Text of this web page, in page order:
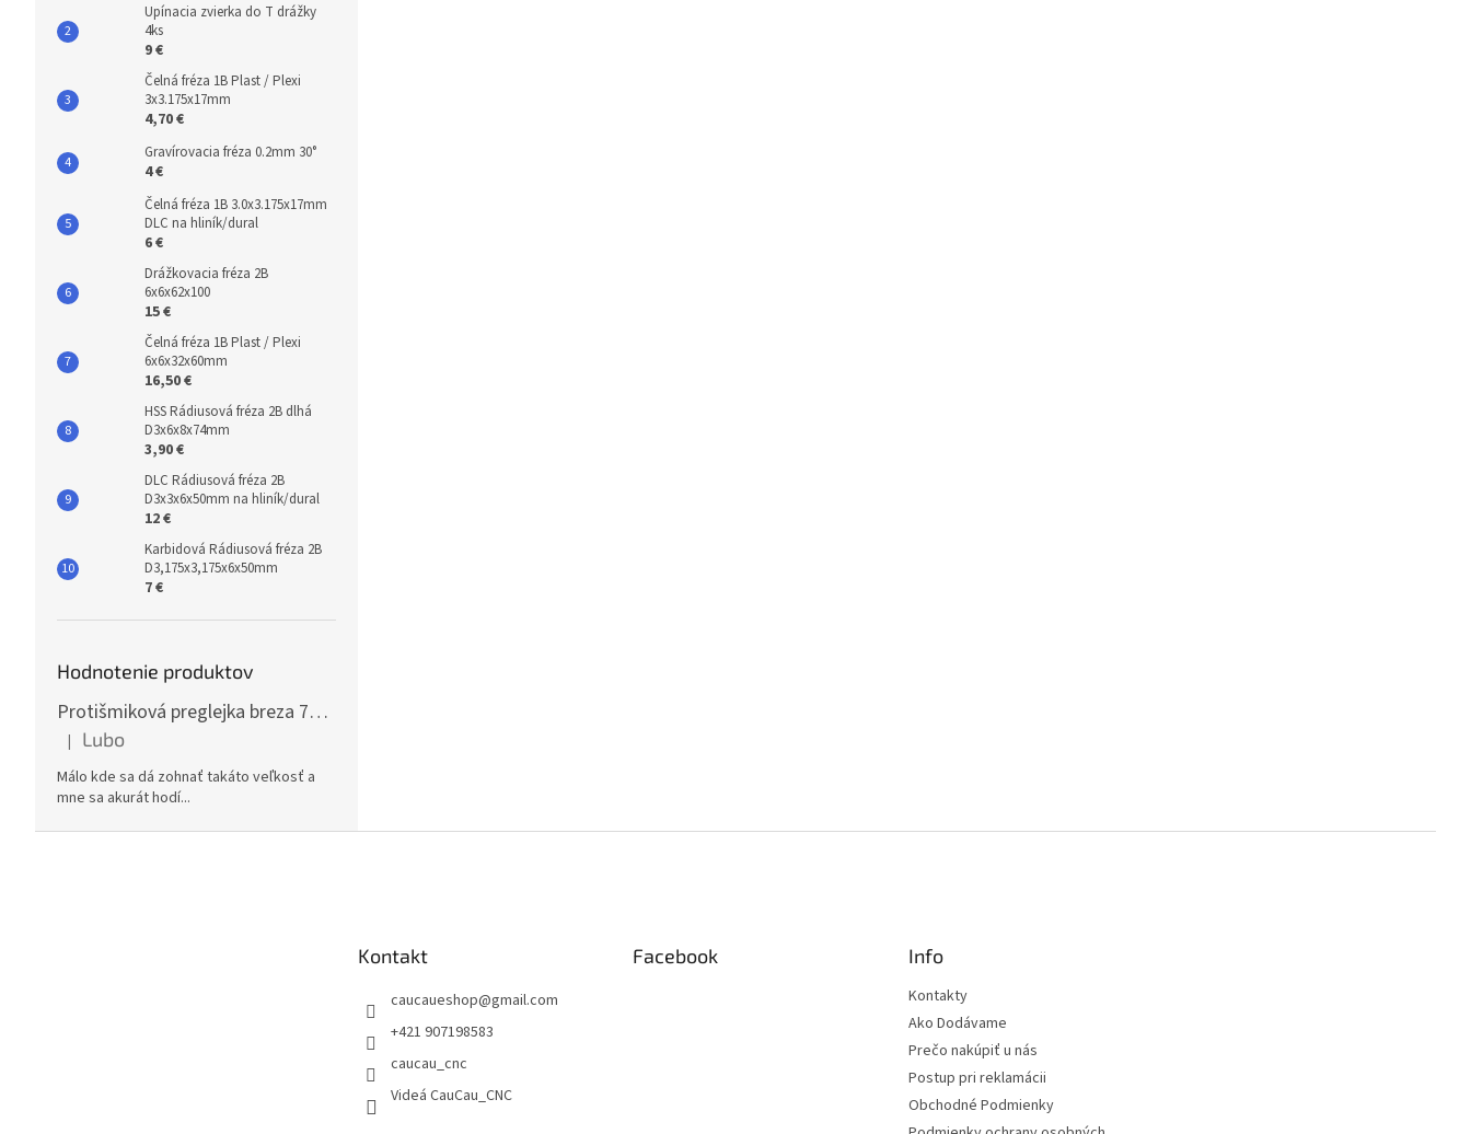
Upínacia zvierka do T drážky
4ks
9 €
Čelná fréza 1B Plast / Plexi
3x3.175x17mm
4,70 €
Gravírovacia fréza 0.2mm 30°
4 €
Čelná fréza 1B 3.0x3.175x17mm
DLC na hliník/dural
6 €
Drážkovacia fréza 2B
6x6x62x100
15 €
Čelná fréza 1B Plast / Plexi
6x6x32x60mm
16,50 €
HSS Rádiusová fréza 2B dlhá
D3x6x8x74mm
3,90 €
DLC Rádiusová fréza 2B
D3x3x6x50mm na hliník/dural
12 €
Karbidová Rádiusová fréza 2B
D3,175x3,175x6x50mm
7 €
Hodnotenie produktov
Protišmiková preglejka breza 70x125cm, hrúbka 30mm
Hodnotenie produktu je 5 z 5 hviezdičiek.
| Lubo
Málo kde sa dá zohnať takáto veľkosť a
mne sa akurát hodí...
Kontakt
caucaueshop@gmail.com
+421 907198583
caucau_cnc
Videá CauCau_CNC
Facebook Info
Kontakty
Ako Dodávame
Prečo nakúpiť u nás
Postup pri reklamácii
Obchodné Podmienky